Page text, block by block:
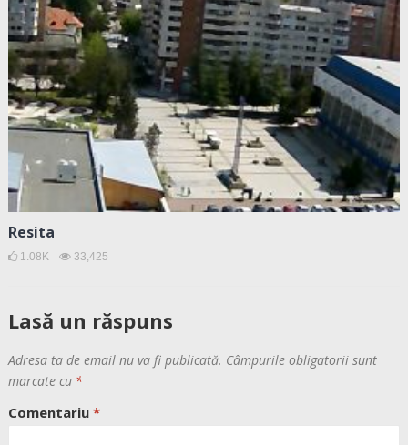
Resita
1.08K 33,425
Lasă un răspuns
Adresa ta de email nu va fi publicată. Câmpurile obligatorii sunt
marcate cu *
Comentariu *